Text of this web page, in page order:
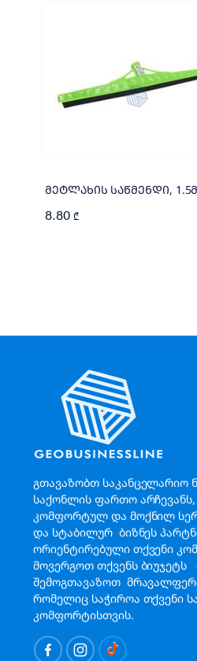
8.80 ₾
გთავაზობთ საკანცელარიო
საქონლის ფართო არჩევანს,
კომფორტულ და მოქნილ
და სტაბილურ ბიზნეს
ორიენტირებული თქვენი
მოვერგოთ თქვენს
შემოგთავაზოთ
რომელიც საჭიროა თქვენი
კომფორტისთვის.